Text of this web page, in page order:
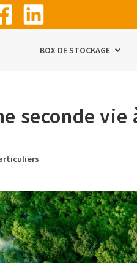
BOX DE STOCKAGE
seconde vie